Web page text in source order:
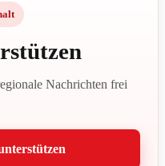
Nachrichten frei